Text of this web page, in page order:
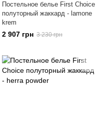
Постельное белье First Choice
полуторный жаккард - lamone
krem
2 907 грн 3 230 грн